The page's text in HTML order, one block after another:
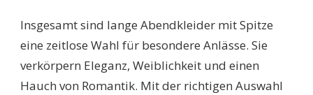
Insgesamt sind lange Abendkleider mit Spitze
eine zeitlose Wahl für besondere Anlässe. Sie
verkörpern Eleganz, Weiblichkeit und einen
Hauch von Romantik. Mit der richtigen Auswahl